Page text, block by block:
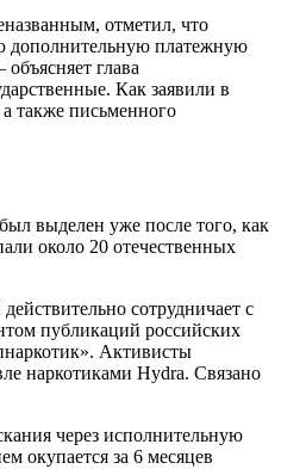
отметил, что
дополнительную платежную
глава
Как заявили в
также письменного
выделен уже после того, как
около 20 отечественных
сотрудничает с
публикаций российских
Активисты
наркотиками Hydra. Связано
через исполнительную
окупается за 6 месяцев